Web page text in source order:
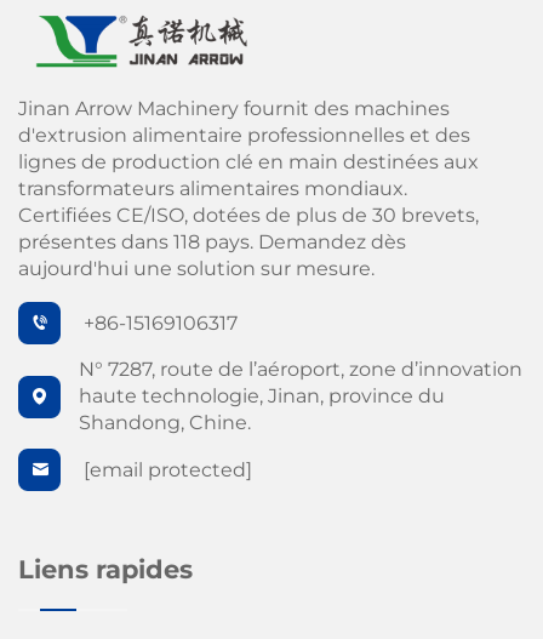
Jinan Arrow Machinery fournit des machines
d'extrusion alimentaire professionnelles et des
lignes de production clé en main destinées aux
transformateurs alimentaires mondiaux.
Certifiées CE/ISO, dotées de plus de 30 brevets,
présentes dans 118 pays. Demandez dès
aujourd'hui une solution sur mesure.
+86-15169106317
N° 7287, route de l’aéroport, zone d’innovation
haute technologie, Jinan, province du
Shandong, Chine.
[email protected]
Liens rapides